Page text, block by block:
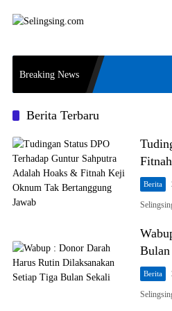
Breaking News
Berita Terbaru
Berita
Berita